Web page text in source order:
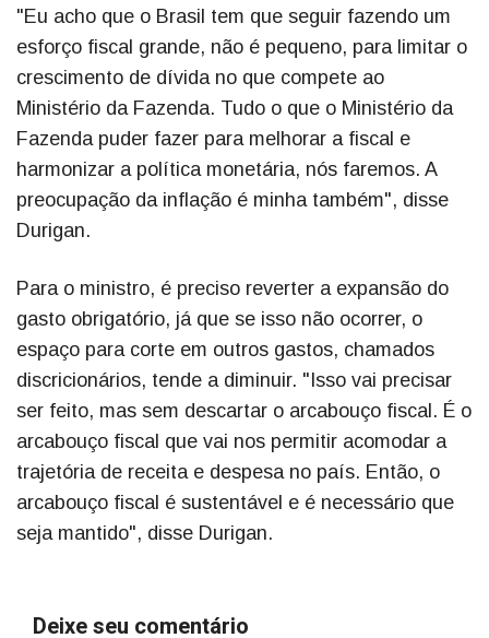
"Eu acho que o Brasil tem que seguir fazendo um
esforço fiscal grande, não é pequeno, para limitar o
crescimento de dívida no que compete ao
Ministério da Fazenda. Tudo o que o Ministério da
Fazenda puder fazer para melhorar a fiscal e
harmonizar a política monetária, nós faremos. A
preocupação da inflação é minha também", disse
Durigan.
Para o ministro, é preciso reverter a expansão do
gasto obrigatório, já que se isso não ocorrer, o
espaço para corte em outros gastos, chamados
discricionários, tende a diminuir. "Isso vai precisar
ser feito, mas sem descartar o arcabouço fiscal. É o
arcabouço fiscal que vai nos permitir acomodar a
trajetória de receita e despesa no país. Então, o
arcabouço fiscal é sustentável e é necessário que
seja mantido", disse Durigan.
Deixe seu comentário